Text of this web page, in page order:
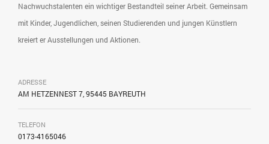
Nachwuchstalenten ein wichtiger Bestandteil seiner Arbeit. Gemeinsam
mit Kinder, Jugendlichen, seinen Studierenden und jungen Künstlern
kreiert er Ausstellungen und Aktionen.
ADRESSE
AM HETZENNEST 7, 95445 BAYREUTH
TELEFON
0173-4165046